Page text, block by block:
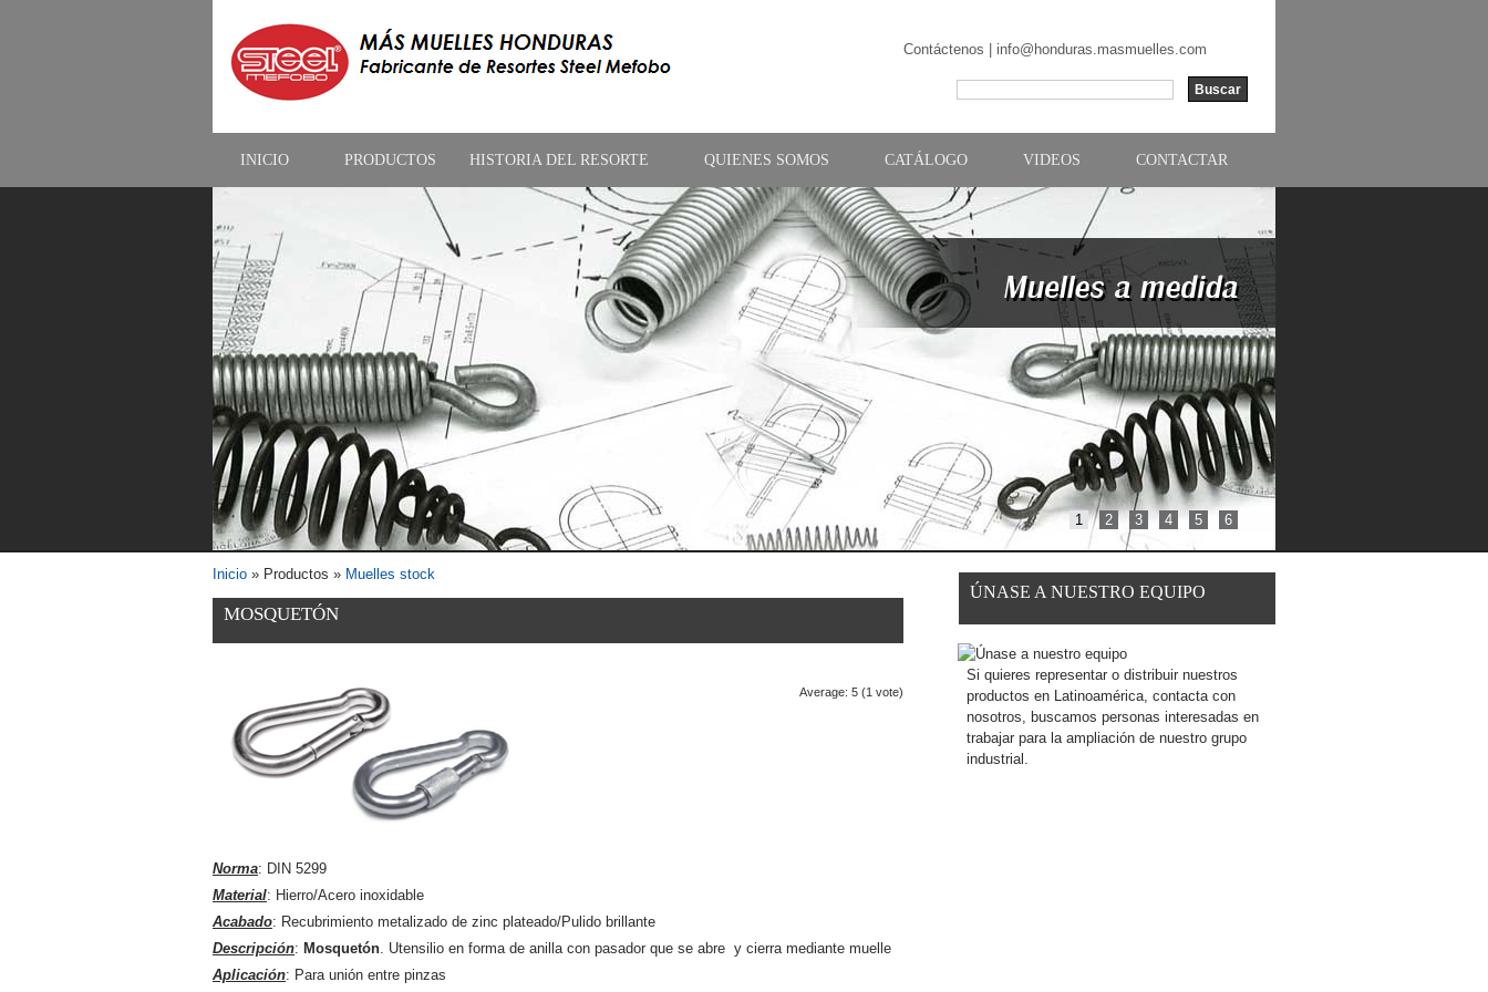
Contáctenos | info@honduras.masmuelles.com
INICIO PRODUCTOS HISTORIA DEL RESORTE QUIENES SOMOS CATÁLOGO VIDEOS CONTACTAR
1 2 3 4 5 6
Se encuentra usted aquí
Inicio » Productos » Muelles stock
MOSQUETÓN
Average: 5 (1 vote)
Norma: DIN 5299
Material: Hierro/Acero inoxidable
Acabado: Recubrimiento metalizado de zinc plateado/Pulido brillante
Descripción: Mosquetón . Utensilio en forma de anilla con pasador que se abre y cierra mediante muelle
Aplicación: Para unión entre pinzas
ÚNASE A NUESTRO EQUIPO
Si quieres representar o distribuir nuestros
productos en Latinoamérica, contacta con
nosotros, buscamos personas interesadas en
trabajar para la ampliación de nuestro grupo
industrial.